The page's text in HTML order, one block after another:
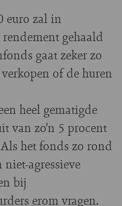
euro zal in
gehaald
gaat zeker zo
of de huren
heel gematigde
van zo’n 5 procent
het fonds zo rond
agressieve
bij
erom vragen.